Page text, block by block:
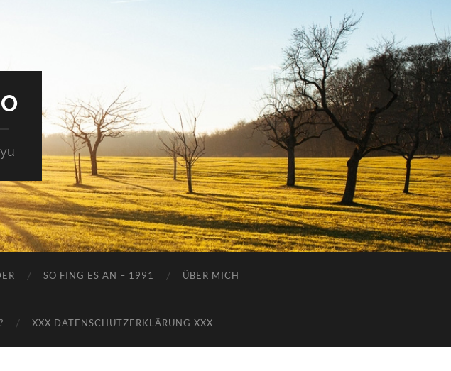
SO FING ES AN – 1991 ÜBER MICH
XXX DATENSCHUTZERKLÄRUNG XXX